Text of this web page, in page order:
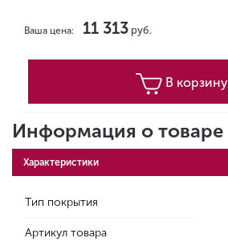
Ваша цена: 11 313 руб.
В корзину
Информация о товаре
Характеристики
Тип покрытия
Артикул товара